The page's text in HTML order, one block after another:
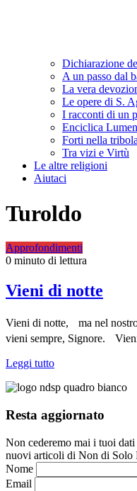
Dichiarazione
A un passo dal
La vera
Le opere di S.
I racconti di un
Enciclica
Forti nella
Tra vizi e Virtù
Le altre religioni
Aiutaci
Turoldo
Approfondimenti
0 minuto di lettura
Vieni di notte
Vieni di notte, ma nel
vieni sempre, Signore.
Leggi tutto
Resta aggiornato
Non cederemo mai i tuoi
nuovi articoli di Non di Solo
Nome
Email